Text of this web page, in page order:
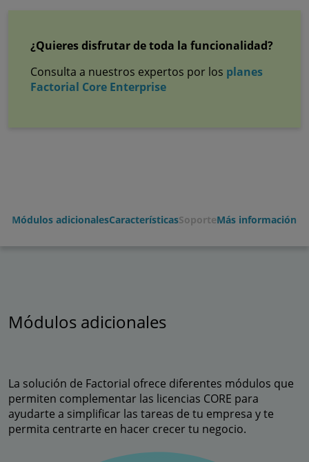
¿Quieres disfrutar de toda la funcionalidad?
Consulta a nuestros expertos por los planes
Factorial Core Enterprise
Módulos adicionalesCaracterísticasSoporteMás información
Módulos adicionales
La solución de Factorial ofrece diferentes módulos que
permiten complementar las licencias CORE para
ayudarte a simplificar las tareas de tu empresa y te
permita centrarte en hacer crecer tu negocio.